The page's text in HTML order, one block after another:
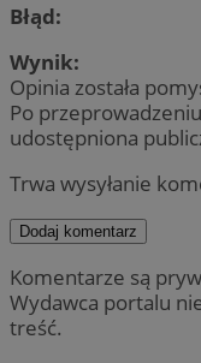
Błąd:
Wynik:
Opinia została
Po
udostępniona
Trwa wysyłanie
Dodaj komentarz
Komentarze są
Wydawca portalu
treść.